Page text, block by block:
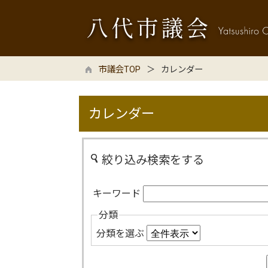
市議会TOP カレンダー
カレンダー
絞り込み検索をする
キーワード
分類
分類を選ぶ